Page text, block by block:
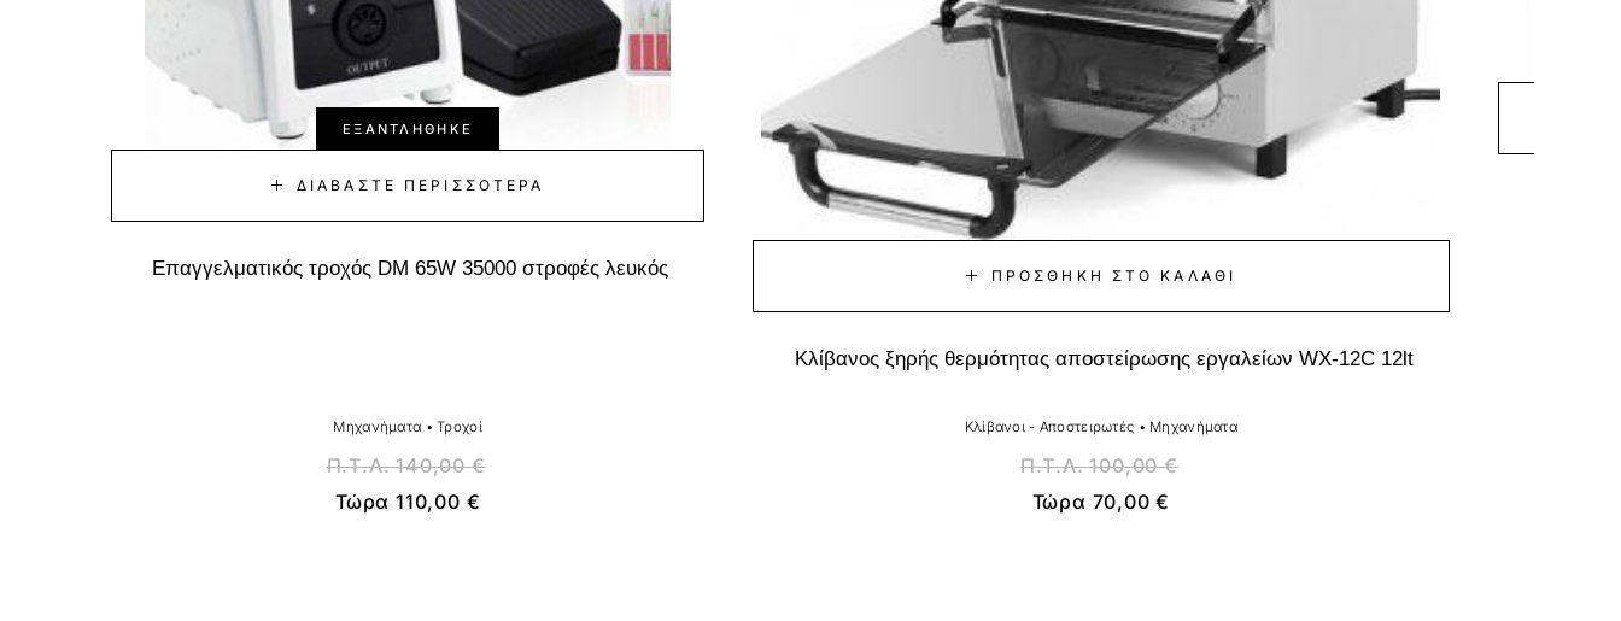
ΕΞΑΝΤΛΉΘΗΚΕ
ΔΙΑΒΆΣΤΕ ΠΕΡΙΣΣΌΤΕΡΑ
Επαγγελματικός τροχός DM 65W 35000 στροφές λευκός
Μηχανήματα •Τροχοί
Π.Τ.Λ.140,00€
Τώρα 110,00 €
ΠΡΟΣΘΉΚΗ ΣΤΟ ΚΑΛΆΘΙ
Κλίβανος ξηρής θερμότητας αποστείρωσης εργαλείων WX-12C 12lt
Κλίβανοι - Αποστειρωτές • Μηχανήματα
Π.Τ.Λ.100,00€
Τώρα 70,00€